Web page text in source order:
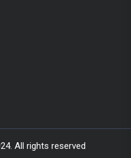
All rights reserved